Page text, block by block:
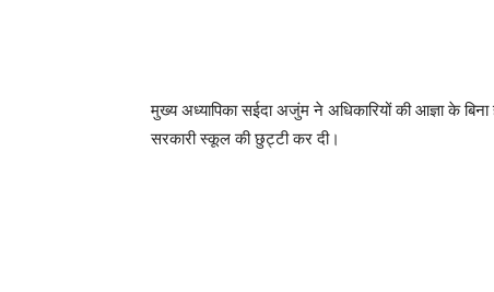
मुख्य अध्यापिका सईदा अजुंम ने अधिकारियों की आज्ञा के
सरकारी स्कूल की छुट्टी कर दी।